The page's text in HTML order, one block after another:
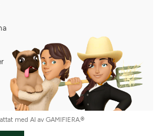
med AI av GAMIFIERA.®